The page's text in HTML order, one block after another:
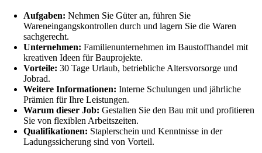
Aufgaben: Nehmen Sie Güter an, führen Sie
Wareneingangskontrollen durch und lagern Sie die Waren
sachgerecht.
Unternehmen: Familienunternehmen im Baustoffhandel mit
kreativen Ideen für Bauprojekte.
Vorteile: 30 Tage Urlaub, betriebliche Altersvorsorge und
Jobrad.
Weitere Informationen: Interne Schulungen und jährliche
Prämien für Ihre Leistungen.
Warum dieser Job: Gestalten Sie den Bau mit und profitieren
Sie von flexiblen Arbeitszeiten.
Qualifikationen: Staplerschein und Kenntnisse in der
Ladungssicherung sind von Vorteil.